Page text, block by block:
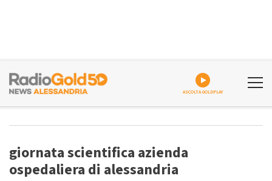
ASCOLTA GOLDPLAY
giornata scientifica azienda
ospedaliera di alessandria